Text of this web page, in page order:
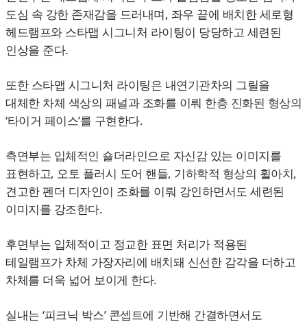
도심 속 강한 존재감을 드러내며, 좌우 끝에 배치한 세로형
헤드램프와 스타맵 시그니처 라이팅이 당당하고 세련된
인상을 준다.
또한 스타맵 시그니처 라이팅은 내연기관차의 그릴을
대체한 차체 색상의 패널과 조화를 이뤄 한층 진화된 형상의
‘타이거 페이스’를 구현한다.
측면부는 입체적인 숄더라인으로 자신감 있는 이미지를
표현하고, 오토 플러시 도어 핸들, 기하학적 형상의 휠아치,
견고한 펜더 디자인이 조화를 이뤄 강인하면서도 세련된
이미지를 강조한다.
후면부는 입체적이고 정교한 표면 처리가 적용된
테일램프가 차체 가장자리에 배치돼 신선한 감각을 더하고
차체를 더욱 넓어 보이게 한다.
실내는 ‘피크닉 박스’ 콘셉트에 기반해 간결하면서도